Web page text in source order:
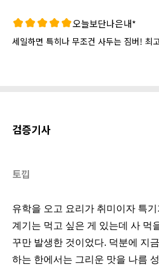
오늘보단나은내*
세일하면 특히나 무조건 사두는
검증기사
토낍
유학을 오고 요리가 취미이자 특
계기는 먹고 싶은 게 있는데 사 먹
꾸만 발생한 것이었다. 덕분에 지
하는 한에서는 그리운 맛을 나름